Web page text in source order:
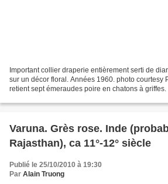
Important collier draperie entièrement serti de
sur un décor floral. Années 1960. photo courtesy
retient sept émeraudes poire en chatons à griffes.
Varuna. Grès rose. Inde
Rajasthan), ca 11°-12° siècle
Publié le 25/10/2010 à 19:30
Par Alain Truong